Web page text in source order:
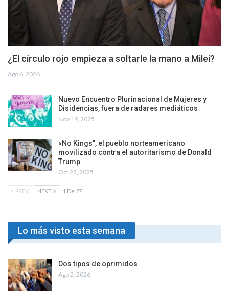
¿El círculo rojo empieza a soltarle la mano a Milei?
Ago 6, 2026
Nuevo Encuentro Plurinacional de Mujeres y
Disidencias, fuera de radares mediáticos
Nov 19, 2025
«No Kings”, el pueblo norteamericano
movilizado contra el autoritarismo de Donald
Trump
Oct 22, 2025
PREV NEXT 1 De 27
Lo más visto esta semana
Dos tipos de oprimidos
Ago 2, 2026